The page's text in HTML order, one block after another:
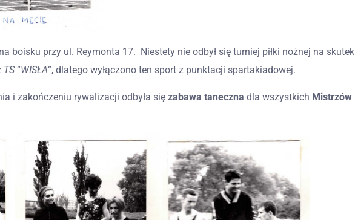
boisku przy ul. Reymonta 17. Niestety nie odbył się turniej piłki nożnej na skutek
TS“WISŁA”, dlatego wyłączono ten sport z punktacji spartakiadowej.
i zakończeniu rywalizacji odbyła się zabawa taneczna dla wszystkich Mistrzów